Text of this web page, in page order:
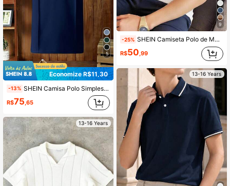
5
Economize R$11,30
-13% SHEIN Camisa Polo Simples com Silhueta Detalhada Azul Marinho para Adolescentes, Casual, Universitária, Confortável, Elegante, Versátil, Tecido Macio, Adequada para Uso Diário, Escola, Passeios, Volta às Aulas, Férias, Festas, Praia no Verão, Primavera/Verão
R$75 ,65
13-16 Years
9
-25% SHEIN Camiseta Polo de Manga Curta com Gola Canelada e Recorte de Cor Contrastante Casual para Meninos Adolescentes, Top Básico, Polo Branca, Top Estilo Y2K, Adequado para Primavera/Verão, Passeios, Dia dos Namorados, Encontros, Viagens, Férias, Reuniões Familiares, Volta às Aulas, Casamentos, Eventos Formais, Esportes, Festas
R$50,99
13-16 Years